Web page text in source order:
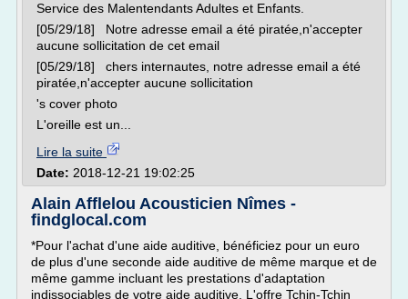
Service des Malentendants Adultes et Enfants.
[05/29/18] Notre adresse email a été piratée,n'accepter
aucune sollicitation de cet email
[05/29/18] chers internautes, notre adresse email a été
piratée,n'accepter aucune sollicitation
's cover photo
L'oreille est un...
Lire la suite
Date: 2018-12-21 19:02:25
Alain Afflelou Acousticien Nîmes -
findglocal.com
*Pour l'achat d'une aide auditive, bénéficiez pour un euro
de plus d'une seconde aide auditive de même marque et de
même gamme incluant les prestations d'adaptation
indissociables de votre aide auditive. L'offre Tchin-Tchin